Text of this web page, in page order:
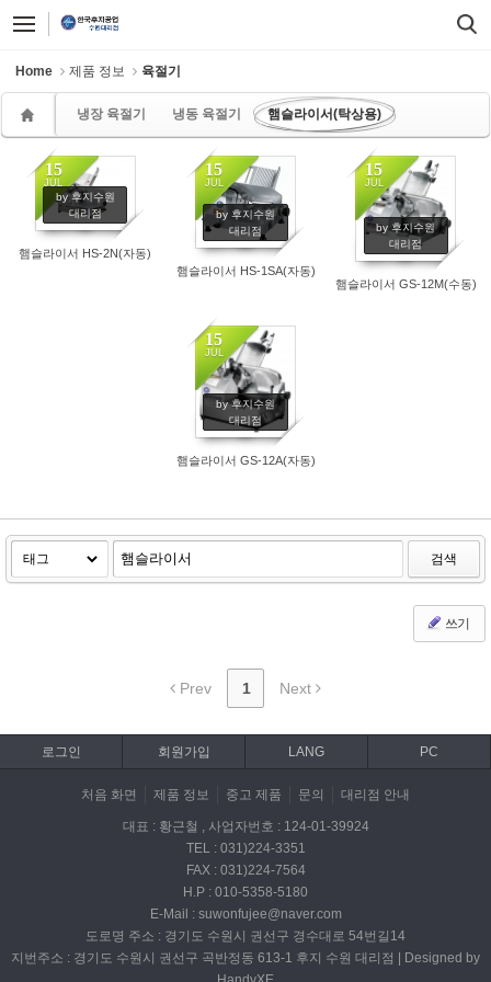
Home 제품 정보 육절기
냉장 육절기 냉동 육절기 햄슬라이서(탁상용)
15
JUL
by 후지수원
대리점
햄슬라이서 HS-2N(자동)
15
JUL
by 후지수원
대리점
햄슬라이서 HS-1SA(자동)
15
JUL
by 후지수원
대리점
햄슬라이서 GS-12M(수동)
15
JUL
by 후지수원
대리점
햄슬라이서 GS-12A(자동)
검색
쓰기
Prev 1 Next
로그인 회원가입 LANG PC
처음 화면 제품 정보 중고 제품 문의 대리점 안내
대표 : 황근철 , 사업자번호 : 124-01-39924
TEL : 031)224-3351
FAX : 031)224-7564
H.P : 010-5358-5180
E-Mail : suwonfujee@naver.com
도로명 주소 : 경기도 수원시 권선구 경수대로 54번길14
지번주소 : 경기도 수원시 권선구 곡반정동 613-1 후지 수원 대리점 | Designed by